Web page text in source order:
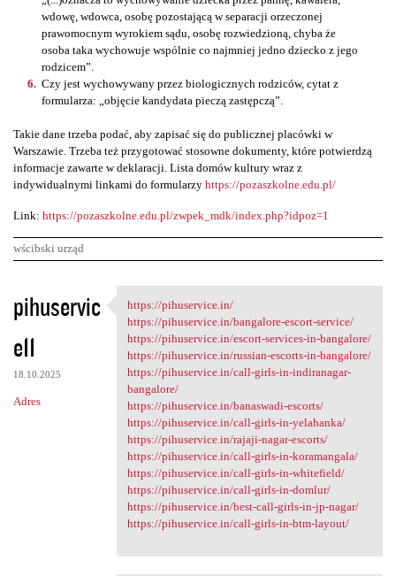
wdowę, wdowca, osobę pozostającą w separacji orzeczonej
prawomocnym wyrokiem sądu, osobę rozwiedzioną, chyba że
osoba taka wychowuje wspólnie co najmniej jedno dziecko z jego
rodzicem”.
Czy jest wychowywany przez biologicznych rodziców, cytat z
formularza: „objęcie kandydata pieczą zastępczą”.
Takie dane trzeba podać, aby zapisać się do publicznej placówki w
Warszawie. Trzeba też przygotować stosowne dokumenty, które potwierdzą
informacje zawarte w deklaracji. Lista domów kultury wraz z
indywidualnymi linkami do formularzy https://pozaszkolne.edu.pl/
Link: https://pozaszkolne.edu.pl/zwpek_mdk/index.php?idpoz=1
wścibski urząd
K
o
m
e
n
pihuservic
e11
18.10.2025
Adres
https://pihuservice.in/
https://pihuservice.in/
https://pihuservice.in/bangalore-escort-service/
https://pihuservice.in/escort-services-in-bangalore/
https://pihuservice.in/russian-escorts-in-bangalore/
https://pihuservice.in/call-girls-in-indiranagar-
bangalore/
https://pihuservice.in/banaswadi-escorts/
https://pihuservice.in/call-girls-in-yelahanka/
https://pihuservice.in/rajaji-nagar-escorts/
https://pihuservice.in/call-girls-in-koramangala/
https://pihuservice.in/call-girls-in-whitefield/
https://pihuservice.in/call-girls-in-domlur/
https://pihuservice.in/best-call-girls-in-jp-nagar/
https://pihuservice.in/call-girls-in-btm-layout/